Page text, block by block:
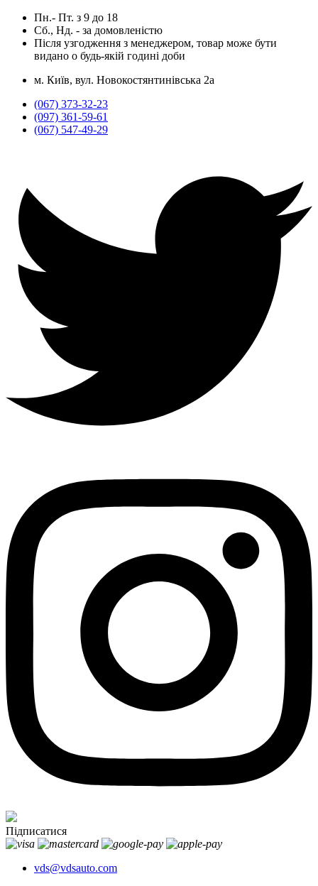
Пн.- Пт. з 9 до 18
Сб., Нд. - за домовленістю
Після узгодження з менеджером, товар може бути
видано о будь-якій годині доби
м. Київ, вул. Новокостянтинівська 2а
(067) 373-32-23
(097) 361-59-61
(067) 547-49-29
Підписатися
vds@vdsauto.com